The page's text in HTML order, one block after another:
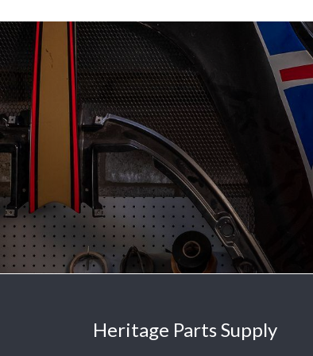
Heritage Parts Supply